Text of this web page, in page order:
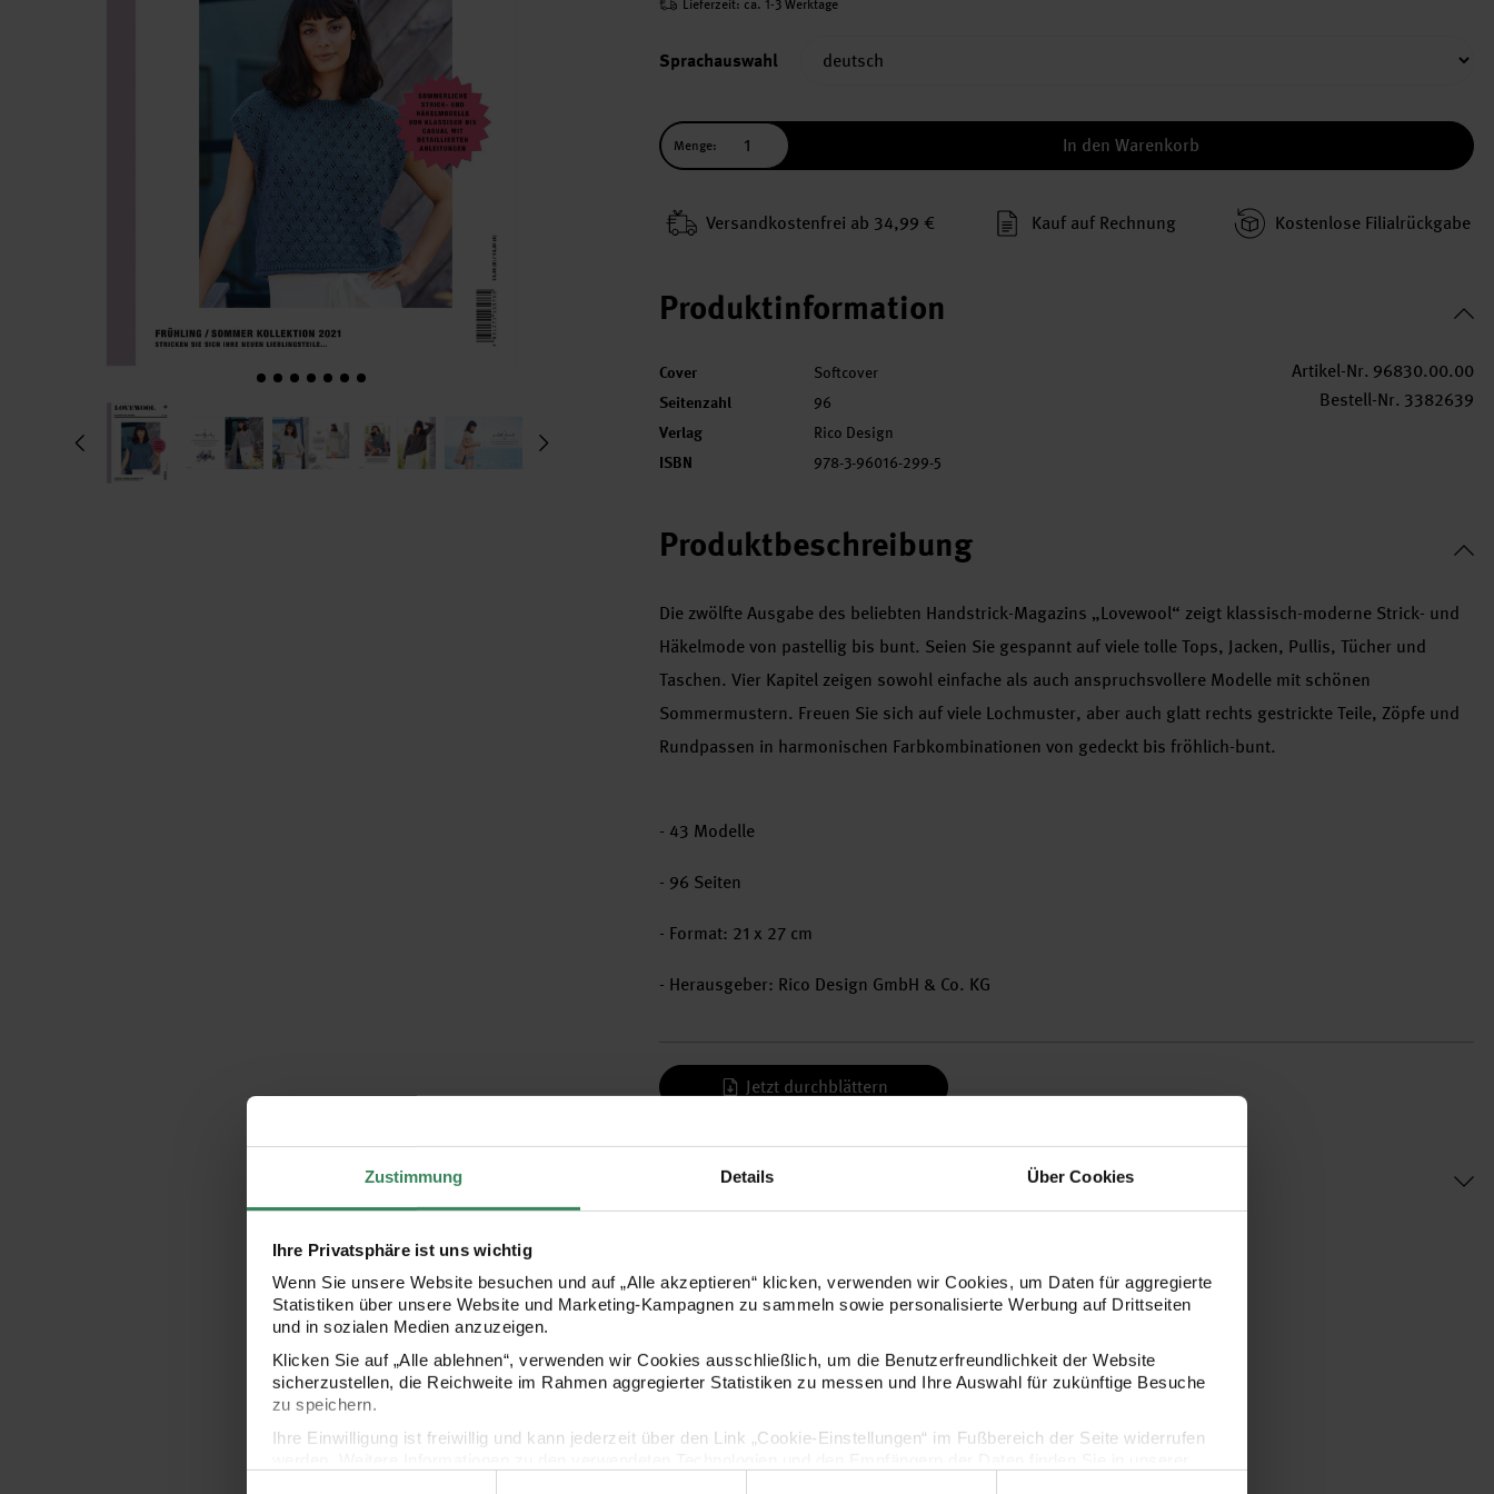
Zustimmung Details Über Cookies
Ihre Privatsphäre ist uns wichtig
Wenn Sie unsere Website besuchen und auf „Alle akzeptieren“ klicken, verwenden wir Cookies, um Daten für aggregierte
Statistiken über unsere Website und Marketing-Kampagnen zu sammeln sowie personalisierte Werbung auf Drittseiten
und in sozialen Medien anzuzeigen.
Klicken Sie auf „Alle ablehnen“, verwenden wir Cookies ausschließlich, um die Benutzerfreundlichkeit der Website
sicherzustellen, die Reichweite im Rahmen aggregierter Statistiken zu messen und Ihre Auswahl für zukünftige Besuche
zu speichern.
Ihre Einwilligung ist freiwillig und kann jederzeit über den Link „Cookie-Einstellungen“ im Fußbereich der Seite widerrufen
Lieferzeit: ca. 1-3 Werktage
Sprachauswahl
Menge: In den Warenkorb
Versand­kosten­frei ab 34,99 € Kauf auf Rechnung Kosten­lose Filial­rückgabe
Produktinformation
Cover Softcover
Seitenzahl 96
Verlag Rico Design
ISBN 978-3-96016-299-5
Artikel-Nr. 96830.00.00
Bestell-Nr. 3382639
Produktbeschreibung
Die zwölfte Ausgabe des beliebten Handstrick-Magazins „Lovewool“ zeigt klassisch-moderne Strick- und
Häkelmode von pastellig bis bunt. Seien Sie gespannt auf viele tolle Tops, Jacken, Pullis, Tücher und
Taschen. Vier Kapitel zeigen sowohl einfache als auch anspruchsvollere Modelle mit schönen
Sommermustern. Freuen Sie sich auf viele Lochmuster, aber auch glatt rechts gestrickte Teile, Zöpfe und
Rundpassen in harmonischen Farbkombinationen von gedeckt bis fröhlich-bunt.
- 43 Modelle
- 96 Seiten
- Format: 21 x 27 cm
- Herausgeber: Rico Design GmbH & Co. KG
Jetzt durchblättern
Hersteller
Kaufempfehlung